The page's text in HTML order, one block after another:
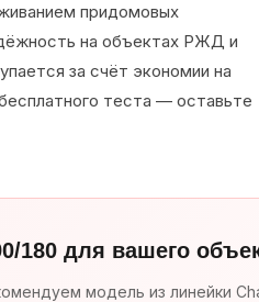
придомовых
на объектах РЖД и
за счёт экономии на
теста — оставьте
180 для вашего
модель из линейки